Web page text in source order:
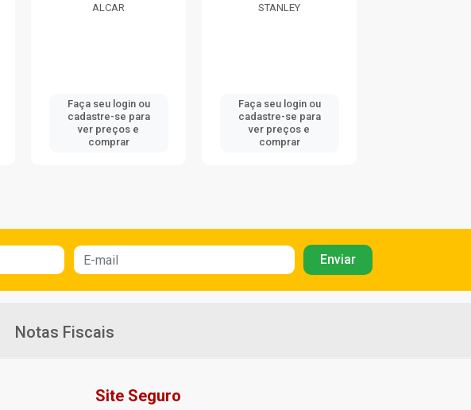
ALCAR
Faça seu login ou
cadastre-se para
ver preços e
comprar
STANLEY
Faça seu login ou
cadastre-se para
ver preços e
comprar
Notas Fiscais
Site Seguro